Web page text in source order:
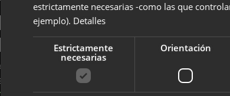
Akismet para reducir el spam.
Aprende cómo se
estrictamente necesarias -como las que
ejemplo). Detalles
Estrictamente
necesarias
Orientación